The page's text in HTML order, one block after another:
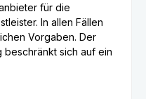
für die
In allen Fällen
Vorgaben. Der
beschränkt sich auf ein